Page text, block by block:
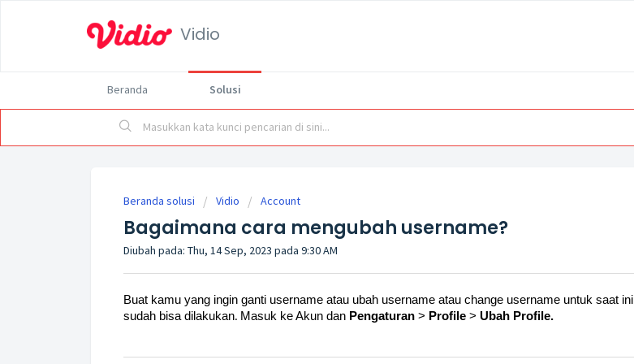
Vidio
Beranda Solusi
Beranda solusi Vidio Account
Bagaimana cara mengubah username?
Diubah pada: Thu, 14 Sep, 2023 pada 9:30 AM
Buat kamu yang ingin ganti username atau ubah username atau change username untuk saat ini
sudah bisa dilakukan. Masuk ke Akun dan Pengaturan > Profile > Ubah Profile.